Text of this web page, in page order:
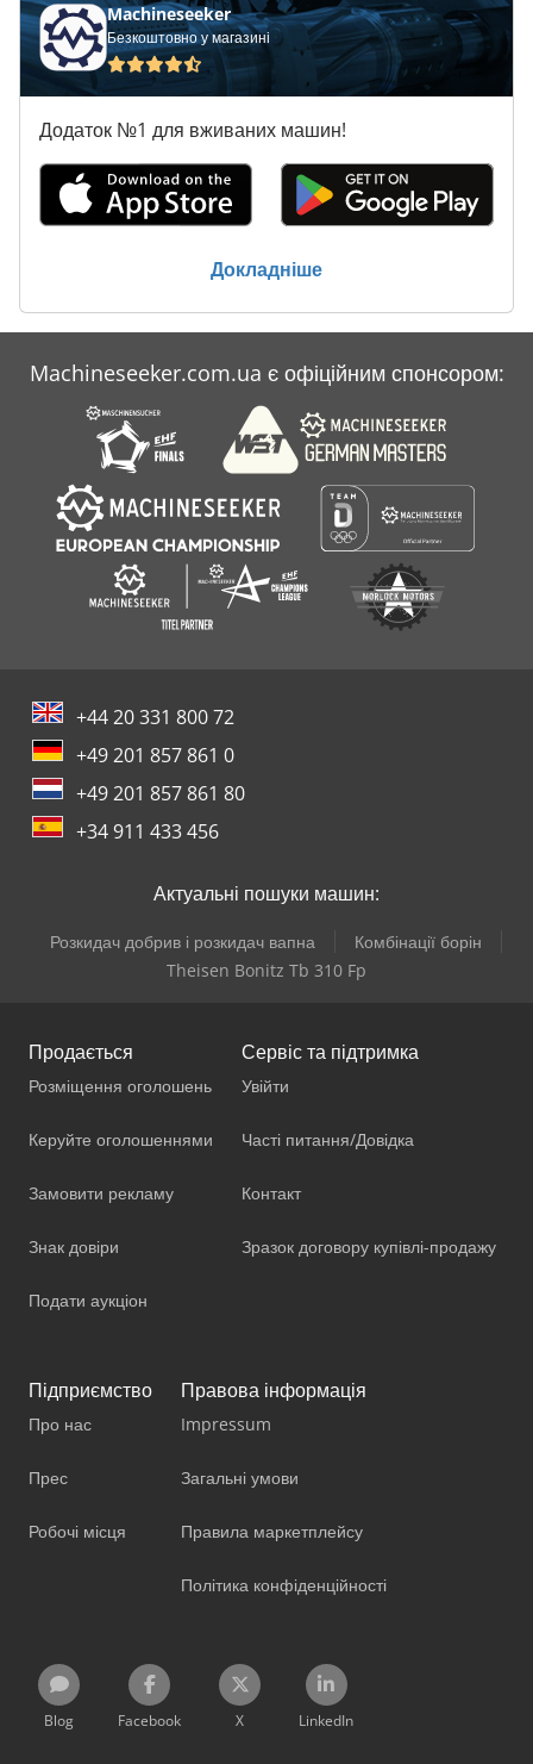
Machineseeker
Безкоштовно у магазині
Додаток №1 для вживаних машин!
Докладніше
Machineseeker.com.ua є офіційним спонсором:
+44 20 331 800 72
+49 201 857 861 0
+49 201 857 861 80
+34 911 433 456
Актуальні пошуки машин:
Розкидач добрив і розкидач вапна
Комбінації борін
Theisen Bonitz Tb 310 Fp
Продається
Розміщення оголошень
Керуйте оголошеннями
Замовити рекламу
Знак довіри
Подати аукціон
Сервіс та підтримка
Увійти
Часті питання/Довідка
Контакт
Зразок договору купівлі-продажу
Підприємство
Про нас
Прес
Робочі місця
Правова інформація
Impressum
Загальні умови
Правила маркетплейсу
Політика конфіденційності
Blog Facebook X LinkedIn